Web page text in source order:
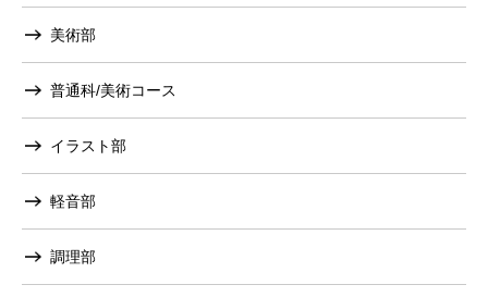
美術部
普通科/美術コース
イラスト部
軽音部
調理部